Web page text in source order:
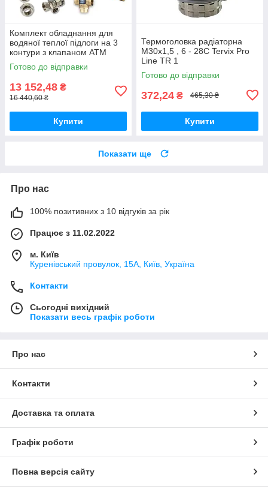
Комплект обладнання для
водяної теплої підлоги на 3
контури з клапаном ATM
Готово до відправки
13 152,48 ₴
16 440,60 ₴
Купити
Термоголовка радіаторна
М30х1,5 , 6 - 28С Tervix Pro
Line TR 1
Готово до відправки
372,24 ₴ 465,30 ₴
Купити
Показати ще
Про нас
100% позитивних з 10 відгуків за рік
Працює з 11.02.2022
м. Київ
Куренівський провулок, 15А, Київ, Україна
Контакти
Сьогодні вихідний
Показати весь графік роботи
Про нас
Контакти
Доставка та оплата
Графік роботи
Повна версія сайту